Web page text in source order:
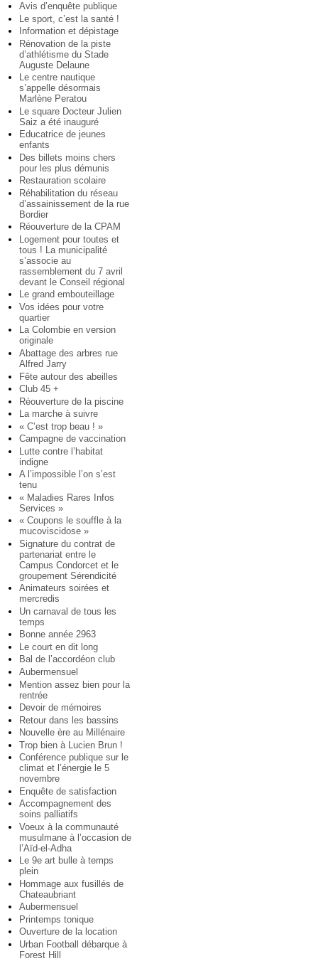
Avis d’enquête publique
Le sport, c’est la santé !
Information et dépistage
Rénovation de la piste
d’athlétisme du Stade
Auguste Delaune
Le centre nautique
s’appelle désormais
Marlène Peratou
Le square Docteur Julien
Saiz a été inauguré
Educatrice de jeunes
enfants
Des billets moins chers
pour les plus démunis
Restauration scolaire
Réhabilitation du réseau
d’assainissement de la rue
Bordier
Réouverture de la CPAM
Logement pour toutes et
tous ! La municipalité
s’associe au
rassemblement du 7 avril
devant le Conseil régional
Le grand embouteillage
Vos idées pour votre
quartier
La Colombie en version
originale
Abattage des arbres rue
Alfred Jarry
Fête autour des abeilles
Club 45 +
Réouverture de la piscine
La marche à suivre
« C’est trop beau ! »
Campagne de vaccination
Lutte contre l’habitat
indigne
A l’impossible l’on s’est
tenu
« Maladies Rares Infos
Services »
« Coupons le souffle à la
mucoviscidose »
Signature du contrat de
partenariat entre le
Campus Condorcet et le
groupement Sérendicité
Animateurs soirées et
mercredis
Un carnaval de tous les
temps
Bonne année 2963
Le court en dit long
Bal de l’accordéon club
Aubermensuel
Mention assez bien pour la
rentrée
Devoir de mémoires
Retour dans les bassins
Nouvelle ère au Millénaire
Trop bien à Lucien Brun !
Conférence publique sur le
climat et l’énergie le 5
novembre
Enquête de satisfaction
Accompagnement des
soins palliatifs
Voeux à la communauté
musulmane à l’occasion de
l’Aïd-el-Adha
Le 9e art bulle à temps
plein
Hommage aux fusillés de
Chateaubriant
Aubermensuel
Printemps tonique
Ouverture de la location
Urban Football débarque à
Forest Hill